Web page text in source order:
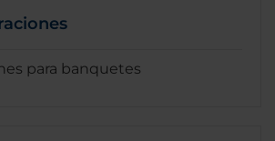
para banquetes